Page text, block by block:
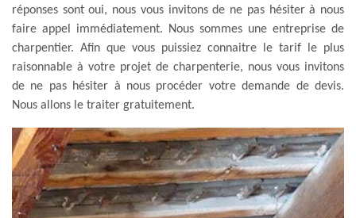
réponses sont oui, nous vous invitons de ne pas hésiter à nous
faire appel immédiatement. Nous sommes une entreprise de
charpentier. Afin que vous puissiez connaitre le tarif le plus
raisonnable à votre projet de charpenterie, nous vous invitons
de ne pas hésiter à nous procéder votre demande de devis.
Nous allons le traiter gratuitement.